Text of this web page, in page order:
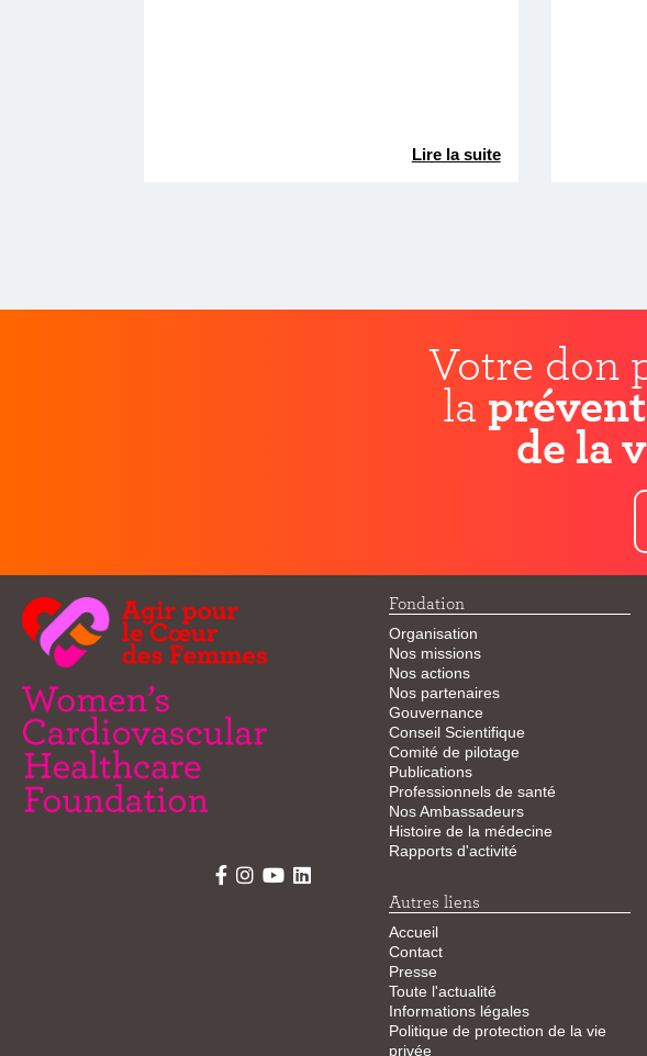
Lire la suite
Votre don
la
de la
Fondation
Organisation
Nos missions
Nos actions
Nos partenaires
Gouvernance
Conseil Scientifique
Comité de pilotage
Publications
Professionnels de santé
Nos Ambassadeurs
Histoire de la médecine
Rapports d'activité
Autres liens
Accueil
Contact
Presse
Toute l'actualité
Informations légales
Politique de protection de la vie
privée